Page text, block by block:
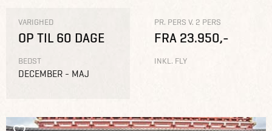
VARIGHED
OP TIL 60 DAGE
BEDST
DECEMBER - MAJ
PR. PERS V. 2 PERS
FRA 23.950,-
INKL. FLY